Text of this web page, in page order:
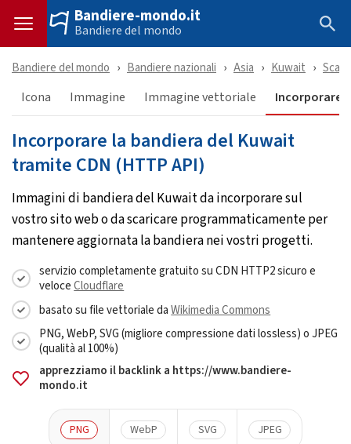
Bandiere-mondo.it
Bandiere del mondo
Bandiere del mondo Bandiere nazionali Asia Kuwait
Icona Immagine Immagine vettoriale Incorporare
Incorporare la bandiera del Kuwait
tramite CDN (HTTP API)
Immagini di bandiera del Kuwait da incorporare sul
vostro sito web o da scaricare programmaticamente per
mantenere aggiornata la bandiera nei vostri progetti.
servizio completamente gratuito su CDN HTTP2 sicuro e
veloceCloudflare
basato su file vettoriale daWikimedia Commons
PNG, WebP, SVG (migliore compressione dati lossless) o JPEG
(qualità al 100%)
apprezziamo il backlink a https://www.bandiere-
mondo.it
PNG WebP SVG JPEG